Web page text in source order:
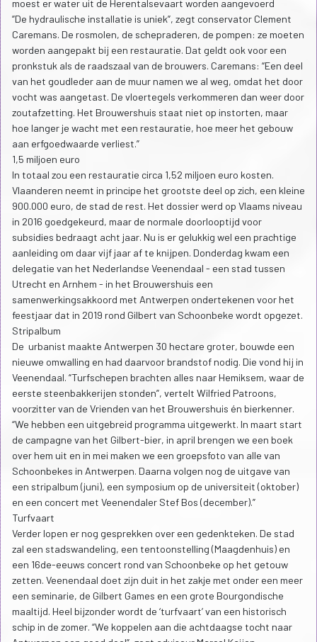
moest er water uit de Herentalsevaart worden aangevoerd
”De hydraulische installatie is uniek”, zegt conservator Clement
Caremans. De rosmolen, de schepraderen, de pompen: ze moeten
worden aangepakt bij een restauratie. Dat geldt ook voor een
pronkstuk als de raadszaal van de brouwers. Caremans: “Een deel
van het goudleder aan de muur namen we al weg, omdat het door
vocht was aangetast. De vloertegels verkommeren dan weer door
zoutafzetting. Het Brouwershuis staat niet op instorten, maar
hoe langer je wacht met een restauratie, hoe meer het gebouw
aan erfgoedwaarde verliest.”
1,5 miljoen euro
In totaal zou een restauratie circa 1,52 miljoen euro kosten.
Vlaanderen neemt in principe het grootste deel op zich, een kleine
900.000 euro, de stad de rest. Het dossier werd op Vlaams niveau
in 2016 goedgekeurd, maar de normale doorlooptijd voor
subsidies bedraagt acht jaar. Nu is er gelukkig wel een prachtige
aanleiding om daar vijf jaar af te knijpen. Donderdag kwam een
delegatie van het Nederlandse Veenendaal - een stad tussen
Utrecht en Arnhem - in het Brouwershuis een
samenwerkingsakkoord met Antwerpen ondertekenen voor het
feestjaar dat in 2019 rond Gilbert van Schoonbeke wordt opgezet.
Stripalbum
De urbanist maakte Antwerpen 30 hectare groter, bouwde een
nieuwe omwalling en had daarvoor brandstof nodig. Die vond hij in
Veenendaal. “Turfschepen brachten alles naar Hemiksem, waar de
eerste steenbakkerijen stonden”, vertelt Wilfried Patroons,
voorzitter van de Vrienden van het Brouwershuis én bierkenner.
“We hebben een uitgebreid programma uitgewerkt. In maart start
de campagne van het Gilbert-bier, in april brengen we een boek
over hem uit en in mei maken we een groepsfoto van alle van
Schoonbekes in Antwerpen. Daarna volgen nog de uitgave van
een stripalbum (juni), een symposium op de universiteit (oktober)
en een concert met Veenendaler Stef Bos (december).”
Turfvaart
Verder lopen er nog gesprekken over een gedenkteken. De stad
zal een stadswandeling, een tentoonstelling (Maagdenhuis) en
een 16de-eeuws concert rond van Schoonbeke op het getouw
zetten. Veenendaal doet zijn duit in het zakje met onder een meer
een seminarie, de Gilbert Games en een grote Bourgondische
maaltijd. Heel bijzonder wordt de ‘turfvaart’ van een historisch
schip in de zomer. “We koppelen aan die achtdaagse tocht naar